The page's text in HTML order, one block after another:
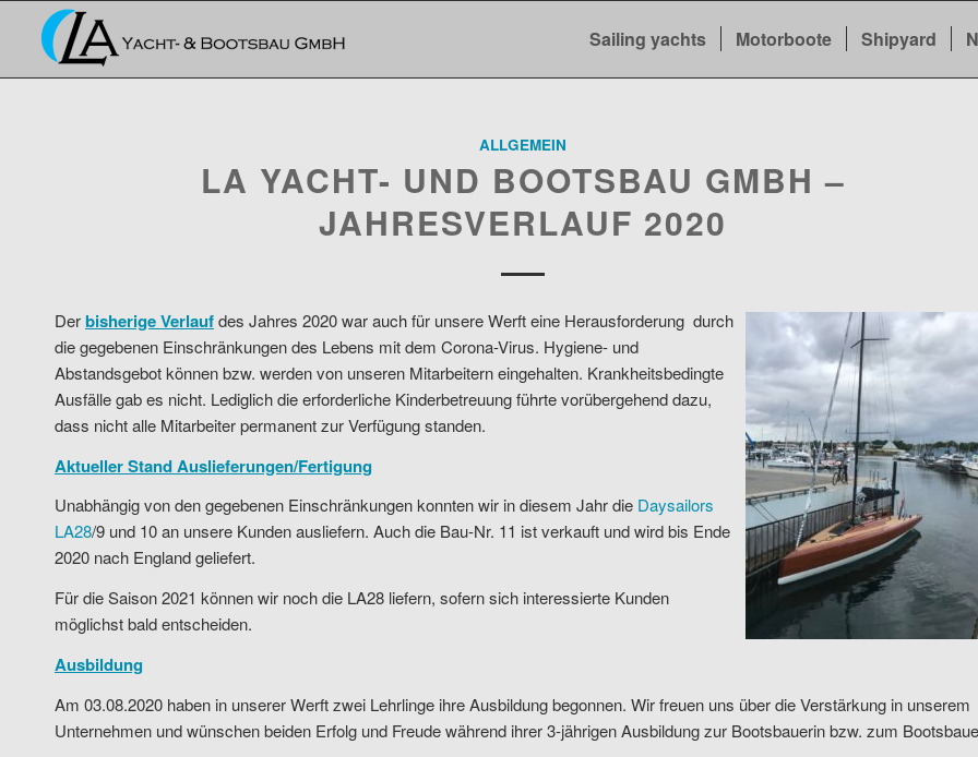
Sailing yachts Motorboote Shipyard
ALLGEMEIN
LA YACHT- UND BOOTSBAU GMBH –
JAHRESVERLAUF 2020
Derbisherige Verlaufdes Jahres 2020 war auch für unsere Werft eine Herausforderung durch
die gegebenen Einschränkungen des Lebens mit dem Corona-Virus. Hygiene- und
Abstandsgebot können bzw. werden von unseren Mitarbeitern eingehalten. Krankheitsbedingte
Ausfälle gab es nicht. Lediglich die erforderliche Kinderbetreuung führte vorübergehend dazu,
dass nicht alle Mitarbeiter permanent zur Verfügung standen.
Aktueller Stand Auslieferungen/Fertigung
Unabhängig von den gegebenen Einschränkungen konnten wir in diesem Jahr die Daysailors
LA28/9 und 10 an unsere Kunden ausliefern. Auch die Bau-Nr. 11 ist verkauft und wird bis Ende
2020 nach England geliefert.
Für die Saison 2021 können wir noch die LA28 liefern, sofern sich interessierte Kunden
möglichst bald entscheiden.
Ausbildung
Am 03.08.2020 haben in unserer Werft zwei Lehrlinge ihre Ausbildung begonnen. Wir freuen uns über die Verstärkung in unserem
Unternehmen und wünschen beiden Erfolg und Freude während ihrer 3-jährigen Ausbildung zur Bootsbauerin bzw. zum